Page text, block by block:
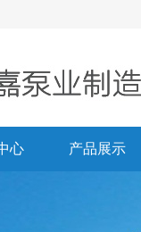
心 产品展示